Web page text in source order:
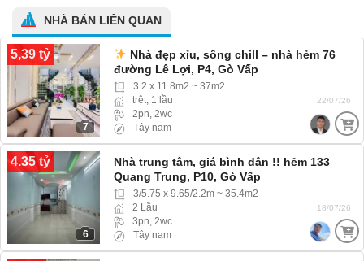
NHÀ BÁN LIÊN QUAN
5,39 tỷ
7
Nhà đẹp xỉu, sống chill – nhà hẻm 76
đường Lê Lợi, P4, Gò Vấp
3.2 x 11.8m2 ~ 37m2
trệt, 1 lầu
2pn, 2wc
Tây nam
22/07/26
4.35 tỷ
6
Nhà trung tâm, giá bình dân !! hẻm 133
Quang Trung, P10, Gò Vấp
3/5.75 x 9.65/2.2m ~ 35.4m2
2 Lầu
3pn, 2wc
Tây nam
18/07/26